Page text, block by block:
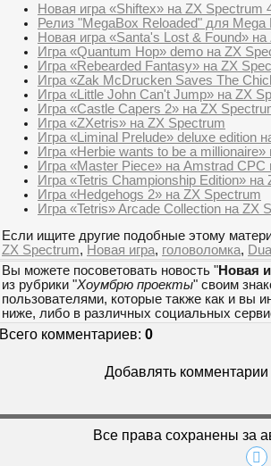
Новая игра «Shiftex» на ZX Spectrum
Релиз "MegaBox Reloaded" для Mega
Новая игра «Santa's Lost & Found»
Игра «Quantum Hop» demo на ZX
Игра «Rebearded Fantasy» на ZX
Игра «Zak McDrucken Saves The
Игра «Little John Can't Jump» на ZX
Игра «Castle Capers 2» на ZX
Игра «ZXetris» на ZX Spectrum
Игра «Liminal Prelude» deluxe edition
Игра «Herbie wants to be a
Игра «Master Piece» на Amstrad CPC
Игра «Tetris Championship Edition» на
Игра «Hedgehogs 2» на ZX Spectrum
Игра «Tetris» Arcade Collection на ZX
Если ищите другие подобные этому
ZX Spectrum, Новая игра, головоломка,
Вы можете посоветовать новость "Новая
из рубрики "Хоумбрю проекты" своим
пользователями, которые также как и вы
ниже, либо в различных социальных
Всего комментариев: 0
Добавлять комментарии
Все права сохранены за